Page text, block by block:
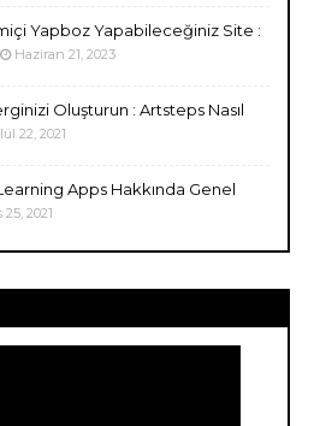
Yapboz Yapabileceğiniz Site :
Haziran 21, 2023
Oluşturun : Artsteps Nasıl
22, 2021
Apps Hakkında Genel
25, 2021